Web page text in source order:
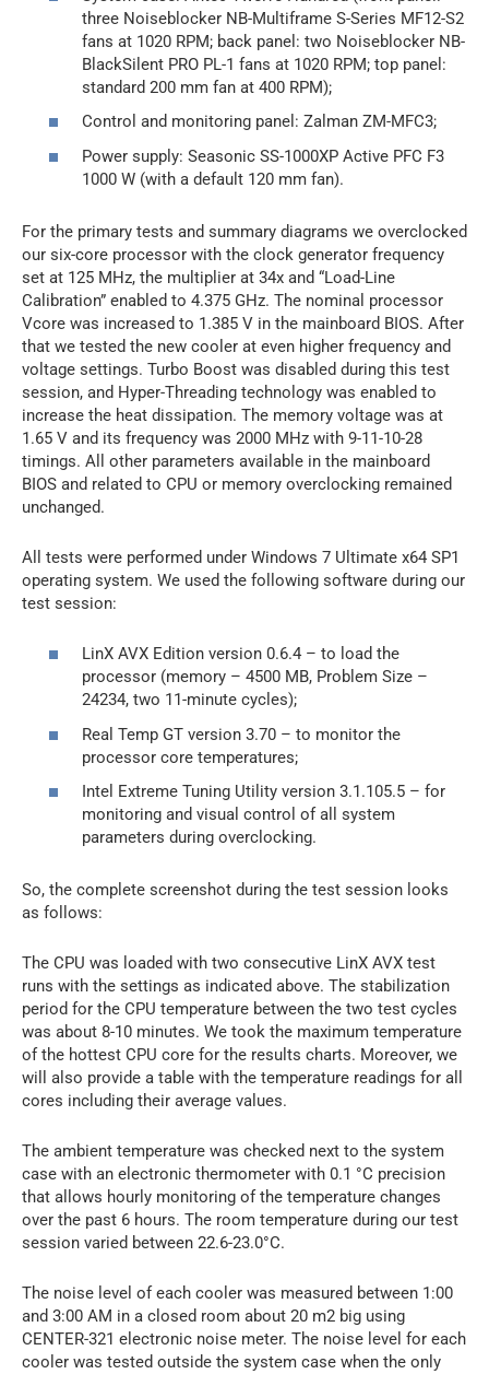
three Noiseblocker NB-Multiframe S-Series MF12-S2
fans at 1020 RPM; back panel: two Noiseblocker NB-
BlackSilent PRO PL-1 fans at 1020 RPM; top panel:
standard 200 mm fan at 400 RPM);
Control and monitoring panel: Zalman ZM-MFC3;
Power supply: Seasonic SS-1000XP Active PFC F3
1000 W (with a default 120 mm fan).
For the primary tests and summary diagrams we overclocked
our six-core processor with the clock generator frequency
set at 125 MHz, the multiplier at 34x and “Load-Line
Calibration” enabled to 4.375 GHz. The nominal processor
Vcore was increased to 1.385 V in the mainboard BIOS. After
that we tested the new cooler at even higher frequency and
voltage settings. Turbo Boost was disabled during this test
session, and Hyper-Threading technology was enabled to
increase the heat dissipation. The memory voltage was at
1.65 V and its frequency was 2000 MHz with 9-11-10-28
timings. All other parameters available in the mainboard
BIOS and related to CPU or memory overclocking remained
unchanged.
All tests were performed under Windows 7 Ultimate x64 SP1
operating system. We used the following software during our
test session:
LinX AVX Edition version 0.6.4 – to load the
processor (memory – 4500 MB, Problem Size –
24234, two 11-minute cycles);
Real Temp GT version 3.70 – to monitor the
processor core temperatures;
Intel Extreme Tuning Utility version 3.1.105.5 – for
monitoring and visual control of all system
parameters during overclocking.
So, the complete screenshot during the test session looks
as follows:
The CPU was loaded with two consecutive LinX AVX test
runs with the settings as indicated above. The stabilization
period for the CPU temperature between the two test cycles
was about 8-10 minutes. We took the maximum temperature
of the hottest CPU core for the results charts. Moreover, we
will also provide a table with the temperature readings for all
cores including their average values.
The ambient temperature was checked next to the system
case with an electronic thermometer with 0.1 °C precision
that allows hourly monitoring of the temperature changes
over the past 6 hours. The room temperature during our test
session varied between 22.6-23.0°C.
The noise level of each cooler was measured between 1:00
and 3:00 AM in a closed room about 20 m2 big using
CENTER-321 electronic noise meter. The noise level for each
cooler was tested outside the system case when the only